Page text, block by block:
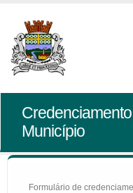
Município
Formulário de